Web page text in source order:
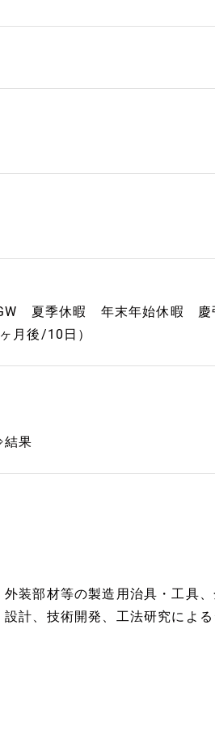
GW 夏季休暇 年末年始休暇
後/10日）
果
装部材等の製造用治具・工具
計、技術開発、工法研究によ